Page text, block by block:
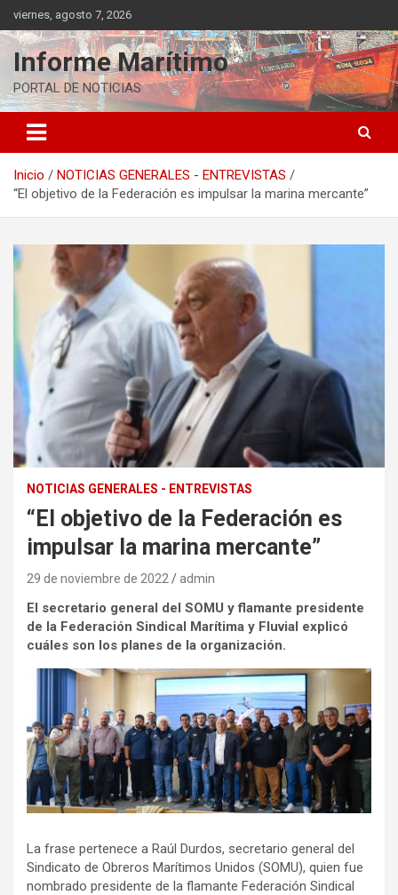
Saltar
al
contenido
viernes, agosto 7, 2026
Informe Marítimo
PORTAL DE NOTICIAS
Inicio
NOTICIAS GENERALES - ENTREVISTAS
“El objetivo de la Federación es impulsar la marina mercante”
NOTICIAS GENERALES - ENTREVISTAS
“El objetivo de la Federación es
impulsar la marina mercante”
29 de noviembre de 2022 admin
El secretario general del SOMU y flamante presidente
de la Federación Sindical Marítima y Fluvial explicó
cuáles son los planes de la organización.
La frase pertenece a Raúl Durdos, secretario general del
Sindicato de Obreros Marítimos Unidos (SOMU), quien fue
nombrado presidente de la flamante Federación Sindical